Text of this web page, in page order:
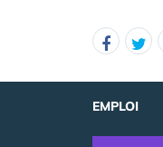
EMPLOI